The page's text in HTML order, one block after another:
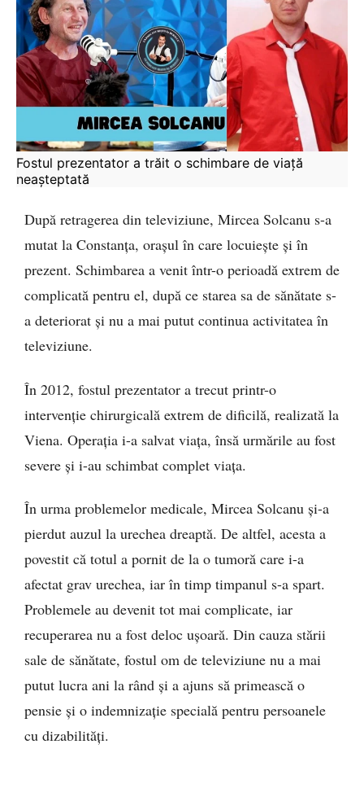
Fostul prezentator a trăit o schimbare de viață
neașteptată
După retragerea din televiziune, Mircea Solcanu s-a
mutat la Constanța, orașul în care locuiește și în
prezent. Schimbarea a venit într-o perioadă extrem de
complicată pentru el, după ce starea sa de sănătate s-
a deteriorat și nu a mai putut continua activitatea în
televiziune.
În 2012, fostul prezentator a trecut printr-o
intervenție chirurgicală extrem de dificilă, realizată la
Viena. Operația i-a salvat viața, însă urmările au fost
severe și i-au schimbat complet viața.
În urma problemelor medicale, Mircea Solcanu și-a
pierdut auzul la urechea dreaptă. De altfel, acesta a
povestit că totul a pornit de la o tumoră care i-a
afectat grav urechea, iar în timp timpanul s-a spart.
Problemele au devenit tot mai complicate, iar
recuperarea nu a fost deloc ușoară. Din cauza stării
sale de sănătate, fostul om de televiziune nu a mai
putut lucra ani la rând și a ajuns să primească o
pensie și o indemnizație specială pentru persoanele
cu dizabilități.